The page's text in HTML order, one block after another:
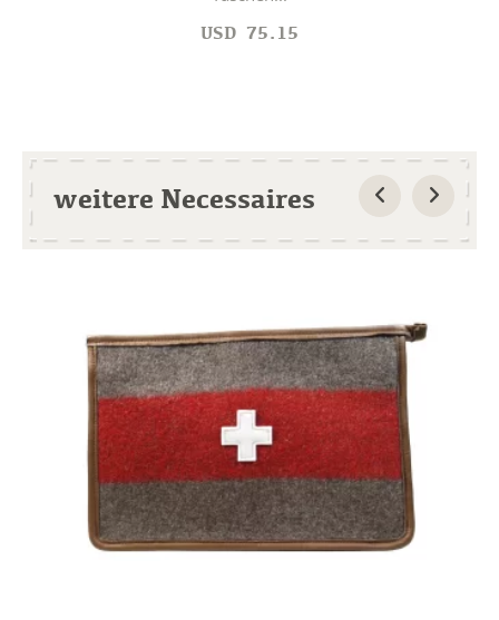
USD 75.15
weitere Necessaires